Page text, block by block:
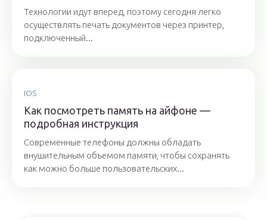
Технологии идут вперед, поэтому сегодня легко
осуществлять печать документов через принтер,
подключенный...
IOS
Как посмотреть память на айфоне —
подробная инструкция
Современные телефоны должны обладать
внушительным объемом памяти, чтобы сохранять
как можно больше пользовательских...